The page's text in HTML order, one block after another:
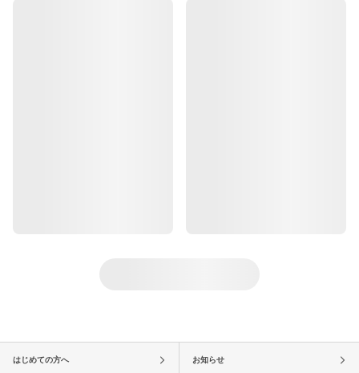
はじめての方へ お知らせ